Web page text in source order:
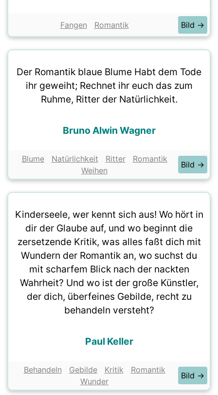
Fangen Romantik Bild →
Der Romantik blaue Blume Habt dem Tode
ihr geweiht; Rechnet ihr euch das zum
Ruhme, Ritter der Natürlichkeit.
Bruno Alwin Wagner
Blume Natürlichkeit Ritter
Romantik
Weihen
Bild →
Kinderseele, wer kennt sich aus! Wo hört in
dir der Glaube auf, und wo beginnt die
zersetzende Kritik, was alles faßt dich mit
Wundern der Romantik an, wo suchst du
mit scharfem Blick nach der nackten
Wahrheit? Und wo ist der große Künstler,
der dich, überfeines Gebilde, recht zu
behandeln versteht?
Paul Keller
Behandeln Gebilde Kritik
Romantik
Wunder
Bild →